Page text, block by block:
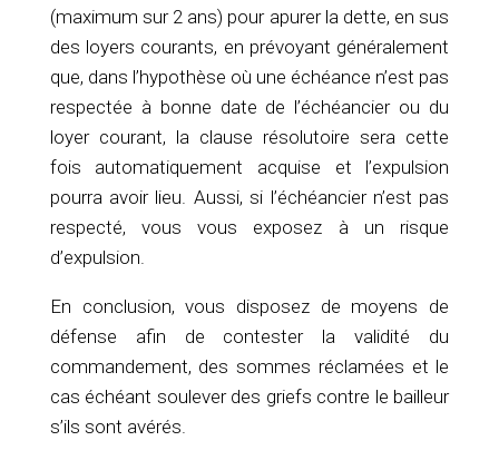
(maximum sur 2 ans) pour apurer la dette, en sus
des loyers courants, en prévoyant généralement
que, dans l’hypothèse où une échéance n’est pas
respectée à bonne date de l’échéancier ou du
loyer courant, la clause résolutoire sera cette
fois automatiquement acquise et l’expulsion
pourra avoir lieu. Aussi, si l’échéancier n’est pas
respecté, vous vous exposez à un risque
d’expulsion.
En conclusion, vous disposez de moyens de
défense afin de contester la validité du
commandement, des sommes réclamées et le
cas échéant soulever des griefs contre le bailleur
s’ils sont avérés.